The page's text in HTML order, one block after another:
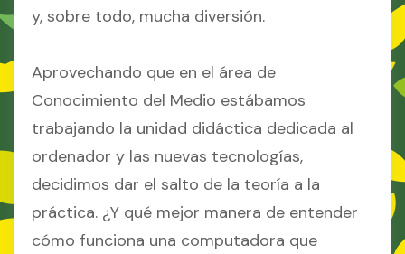
y, sobre todo, mucha diversión.
Aprovechando que en el área de
Conocimiento del Medio estábamos
trabajando la unidad didáctica dedicada al
ordenador y las nuevas tecnologías,
decidimos dar el salto de la teoría a la
práctica. ¿Y qué mejor manera de entender
cómo funciona una computadora que